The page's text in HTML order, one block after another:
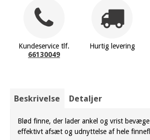
Kundeservice tlf.
66130049
Hurtig levering
Beskrivelse Detaljer
Blød finne, der lader ankel og vrist
effektivt afsæt og udnyttelse af hele